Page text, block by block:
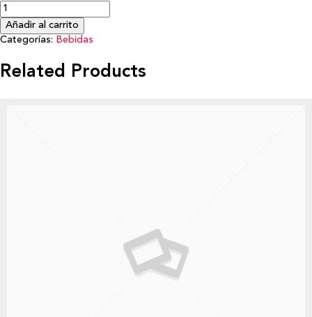
Añadir al carrito
Categorías: Bebidas
Related Products